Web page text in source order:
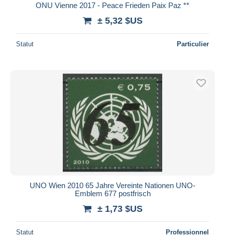
ONU Vienne 2017 - Peace Frieden Paix Paz **
± 5,32 $US
Statut Particulier
UNO Wien 2010 65 Jahre Vereinte Nationen UNO-
Emblem 677 postfrisch
± 1,73 $US
Statut Professionnel